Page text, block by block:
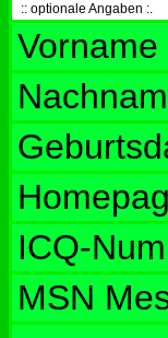
:: optionale Angaben :.
Vorname
ICQ-
MSN